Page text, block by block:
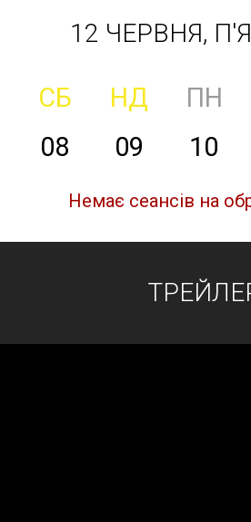
12 ЧЕРВНЯ,
СБ НД ПН
08 09 10
Немає сеансів на